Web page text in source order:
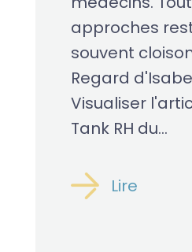
approches
souvent
Regard
Visualiser
Tank RH du...
Lire